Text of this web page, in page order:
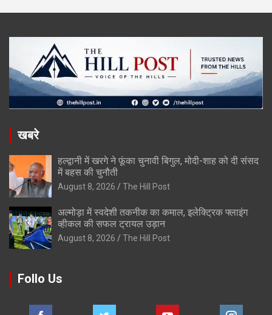
खबरे
हल्द्वानी में खरगे ने फूंका चुनावी बिगुल, मोदी-शाह को दी संसद
में बहस की चुनौती
August 8, 2026 The Hill Post
अल्मोड़ा में स्वदेशी तकनीक का कमाल, इलेक्ट्रिक फ्लाइंग
व्हीकल की सफल ट्रायल उड़ान
August 8, 2026 The Hill Post
Follo Us